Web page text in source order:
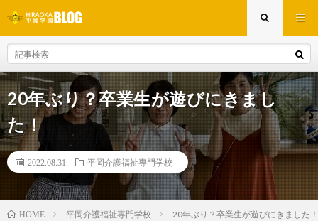
20年ぶり？卒業生が遊びにきまし
た！
2022.08.31 平岡介護福祉専門学校
HOME 平岡介護福祉専門学校 20年ぶり？卒業生が遊びにきました！